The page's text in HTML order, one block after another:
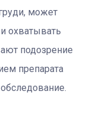
может
охватывать
подозрение
препарата